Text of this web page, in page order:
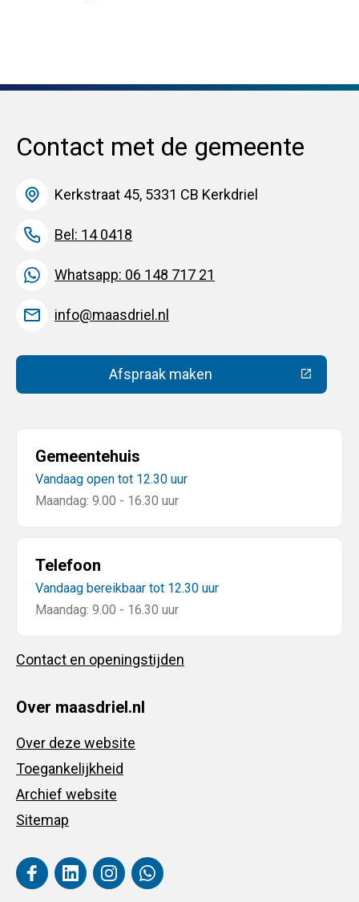
Contact met de gemeente
Kerkstraat 45, 5331 CB Kerkdriel
Bel: 14 0418
Whatsapp: 06 148 717 21
info@maasdriel.nl
Afspraak maken(Deze link gaat naar een
Gemeentehuis
Vandaag open tot 12.30 uur
Maandag: 9.00 - 16.30 uur
Telefoon
Vandaag bereikbaar tot 12.30 uur
Maandag: 9.00 - 16.30 uur
Contact en openingstijden
Over maasdriel.nl
Over deze website
Toegankelijkheid
Archief website
Sitemap